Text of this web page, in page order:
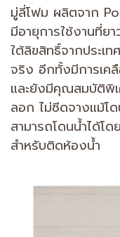
มู่ลี่โฟม ผลิตจาก
มีอายุการใช้งานที่ยา
ใต้ลิขสิทธิ์จากประเท
จริง อีกทั้งมีการเค
และยังมีคุณสมบัติพิ
ลอก ไม่ซีดจางแม้โ
สามารถโดนน้ำได้โ
สำหรับติดห้องน้ำ